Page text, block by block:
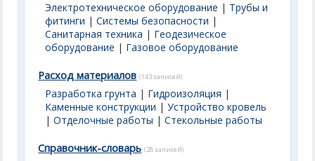
Электротехническое оборудование | Трубы и
фитинги |Системы безопасности |
Санитарная техника | Геодезическое
оборудование | Газовое оборудование
Расход материалов (143 записей)
Разработка грунта | Гидроизоляция |
Каменные конструкции |Устройство кровель
|Отделочные работы |Стекольные работы
Справочник-словарь (28 записей)